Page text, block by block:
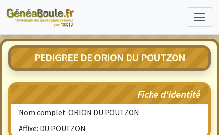
PEDIGREE DE ORION DU POUTZON
Fiche d'identité
Nom complet: ORION DU POUTZON
Affixe: DU POUTZON